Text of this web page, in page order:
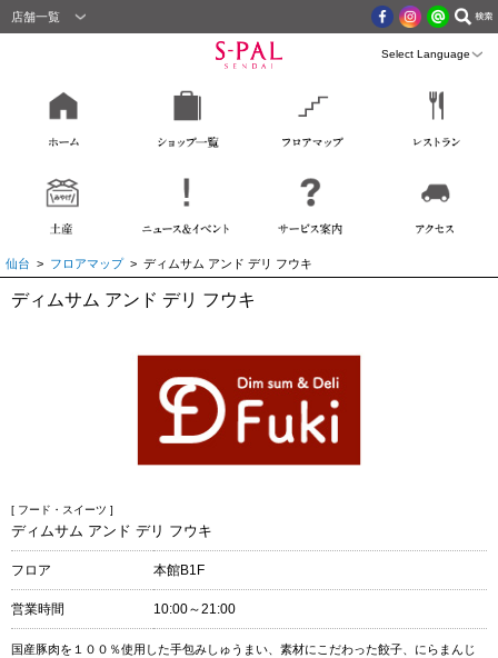
店舗一覧
仙台 > フロアマップ> ディムサム アンド デリ フウキ
ディムサム アンド デリ フウキ
[ フード・スイーツ ]
ディムサム アンド デリ フウキ
フロア 本館B1F
営業時間 10:00～21:00
国産豚肉を１００％使用した手包みしゅうまい、素材にこだわった餃子、にらまんじ